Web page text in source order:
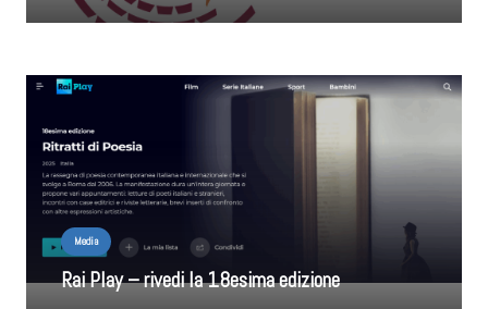
Media
Rai Play – rivedi la 18esima edizione